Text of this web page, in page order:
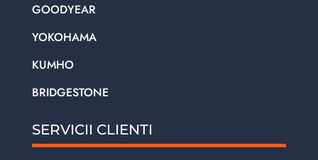
GOODYEAR
YOKOHAMA
KUMHO
BRIDGESTONE
SERVICII CLIENTI